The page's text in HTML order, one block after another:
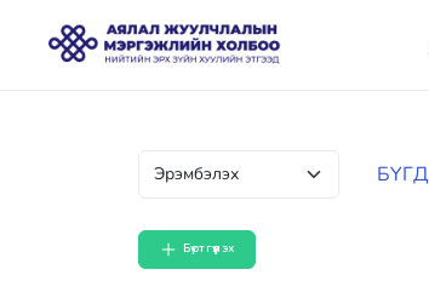
БҮГД
Бүртгүүлэх